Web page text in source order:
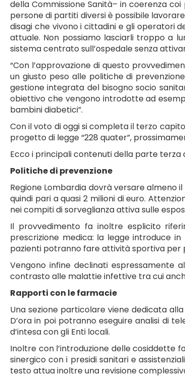
della Commissione Sanità– in coerenza
persone di partiti diversi è possibile
disagi che vivono i cittadini e gli operatori
attuale. Non possiamo lasciarli troppo a
sistema centrato sull’ospedale senza
“Con l’approvazione di questo
un giusto peso alle politiche di
gestione integrata del bisogno socio
obiettivo che vengono introdotte ad
bambini diabetici”.
Con il voto di oggi si completa il terzo
progetto di legge “228 quater”,
Ecco i principali contenuti della parte terza
Politiche di prevenzione
Regione Lombardia dovrà versare almeno
quindi pari a quasi 2 milioni di euro.
nei compiti di sorveglianza attiva sulle
Il provvedimento fa inoltre esplicito
prescrizione medica: la legge introduce
pazienti potranno fare attività sportiva per
Vengono infine declinati espressamente
contrasto alle malattie infettive tra cui
Rapporti con le farmacie
Una sezione particolare viene dedicata
D’ora in poi potranno eseguire analisi di
d’intesa con gli Enti locali.
Inoltre con l’introduzione delle cosiddette
sinergico con i presidi sanitari e
testo attua inoltre una revisione